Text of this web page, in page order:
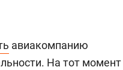
авиакомпанию
На тот момент